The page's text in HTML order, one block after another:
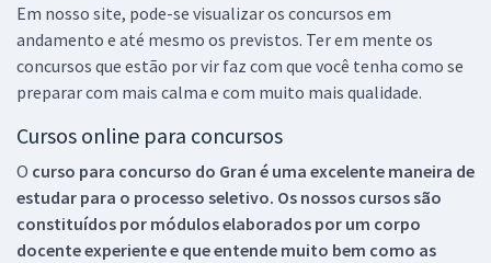
Em nosso site, pode-se visualizar os concursos em
andamento e até mesmo os previstos. Ter em mente os
concursos que estão por vir faz com que você tenha como se
preparar com mais calma e com muito mais qualidade.
Cursos online para concursos
O curso para concurso do Gran é uma excelente maneira de
estudar para o processo seletivo. Os nossos cursos são
constituídos por módulos elaborados por um corpo
docente experiente e que entende muito bem como as